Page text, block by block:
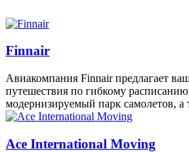
Finnair
Авиакомпания Finnair предлагает
путешествия по гибкому
модернизируемый парк самолетов,
Ace International Moving